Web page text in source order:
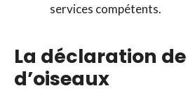
services compétents.
La déclaration
d’oiseaux